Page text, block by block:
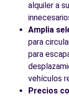
alquiler a
Amplia
para
para
vehículos
Precios